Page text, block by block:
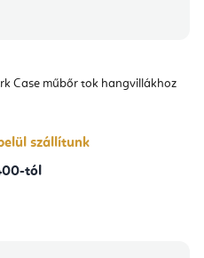
Case műbőr tok hangvillákhoz
szállítunk
tól